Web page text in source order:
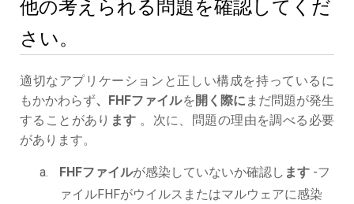
他の考えられる問題を確認してくだ
さい。
適切なアプリケーションと正しい構成を持っているに
もかかわらず、FHFファイルを 開く際に まだ問題が発生
することがあり ます 。次に、問題の理由を調べる必要
があります。
FHFファイルが感染していないか確認し ます -フ
ァイルFHFがウイルスまたはマルウェアに感染